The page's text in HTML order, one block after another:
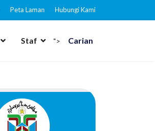
Peta Laman Hubungi Kami
Staf "> Carian